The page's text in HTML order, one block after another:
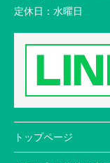
定休日： 水曜日
トップページ